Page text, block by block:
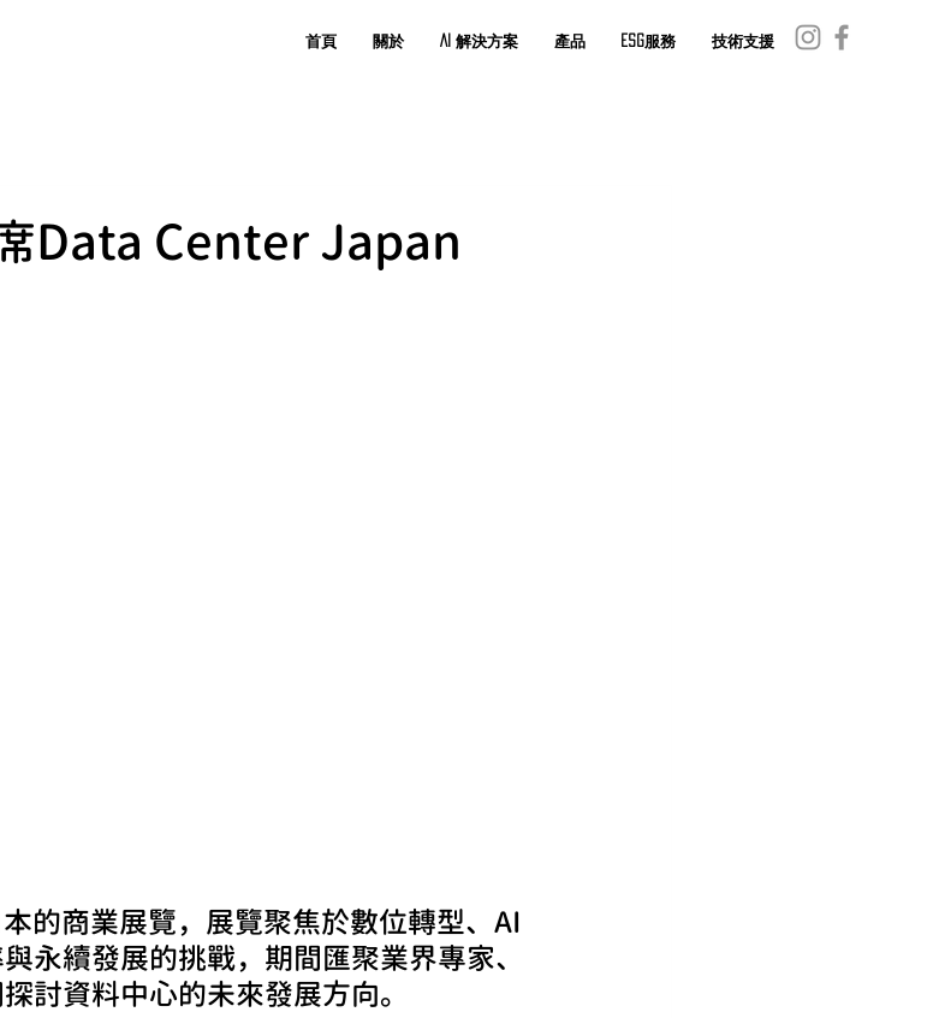
首頁 關於 AI 解決方案 產品 ESG服務 技術支援
Data Center Japan
的商業展覽，展覽聚焦於數位轉型、AI
永續發展的挑戰，期間匯聚業界專家、
討資料中心的未來發展方向。